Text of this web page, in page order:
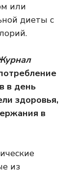
или
диеты с
в день
здоровья,
в
из